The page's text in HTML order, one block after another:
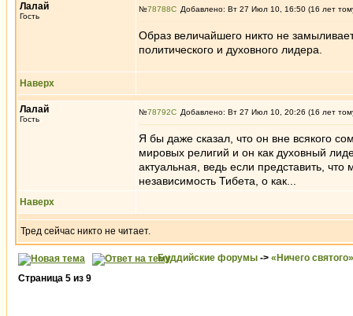
Лалай
Гость
№78788 Добавлено: Вт 27 Июл 10, 16:50 (16 лет
Образ величайшего никто не
политического и духовного лидера.
Наверх
Лалай
Гость
№78792 Добавлено: Вт 27 Июл 10, 20:26 (16 лет
Я бы даже сказал, что он вне всякого
мировых религий и он как духовный
актуальная, ведь если представить,
независимость Тибета, о как...
Наверх
Тред сейчас никто не читает.
Буддийские форумы -> «Ничего святого»
Страница 5 из 9